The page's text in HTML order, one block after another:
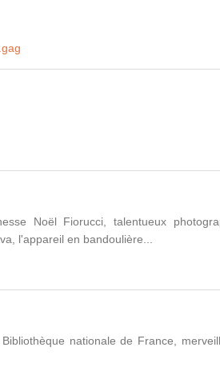
Noël Fiorucci, talentueux
l'appareil en bandoulière...
nationale de France,